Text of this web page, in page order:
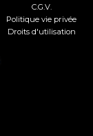
C.G.V.
Politique vie privée
Droits d'utilisation